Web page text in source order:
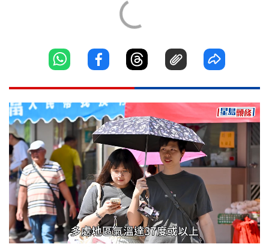
Unmute Loaded:
45.88%